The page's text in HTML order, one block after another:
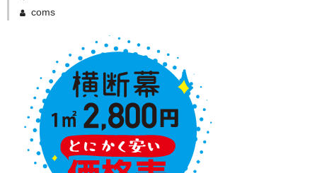
ご注文
送料・梱包
会社概要
coms